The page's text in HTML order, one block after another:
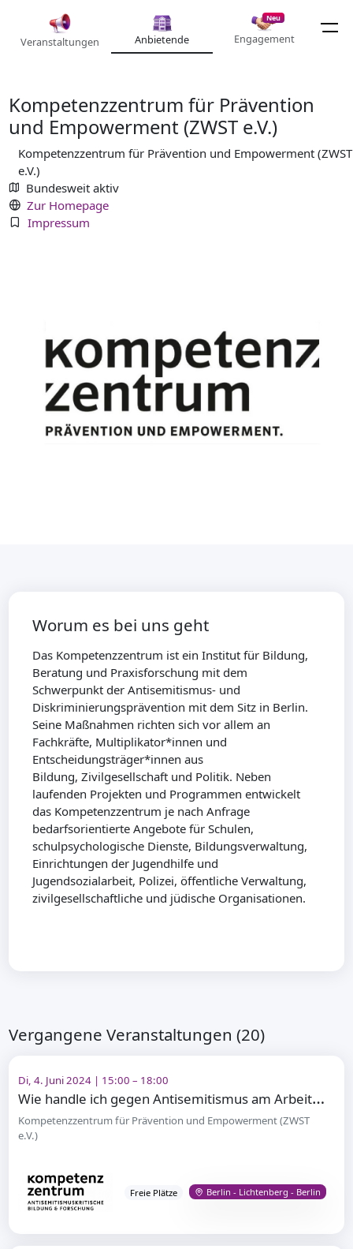
Veranstaltungen Anbietende
Neu
Engagement
Kompetenzzentrum für Prävention
und Empowerment (ZWST e.V.)
Kompetenzzentrum für Prävention und Empowerment (ZWST
e.V.)
Bundesweit aktiv
Zur Homepage
Impressum
Worum es bei uns geht
Das Kompetenzzentrum ist ein Institut für Bildung,
Beratung und Praxisforschung mit dem
Schwerpunkt der Antisemitismus- und
Diskriminierungsprävention mit dem Sitz in Berlin.
Seine Maßnahmen richten sich vor allem an
Fachkräfte, Multiplikator*innen und
Entscheidungsträger*innen aus
Bildung, Zivilgesellschaft und Politik. Neben
laufenden Projekten und Programmen entwickelt
das Kompetenzzentrum je nach Anfrage
bedarfsorientierte Angebote für Schulen,
schulpsychologische Dienste, Bildungsverwaltung,
Einrichtungen der Jugendhilfe und
Jugendsozialarbeit, Polizei, öffentliche Verwaltung,
zivilgesellschaftliche und jüdische Organisationen.
Vergangene Veranstaltungen (20)
Di, 4. Juni 2024 | 15:00 – 18:00
W
ie handle ich gegen Antisemitismus am Arbeitsplatz? (Modul 3)
Kompetenzzentrum für Prävention und Empowerment (ZWST
e.V.)
Freie Plätze Berlin - Lichtenberg - Berlin